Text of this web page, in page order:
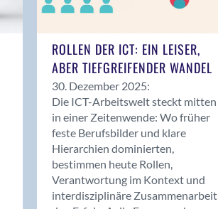
Balsthal
Balzers
Bassersdorf
Benken (SG)
Bergdietikon
ROLLEN DER ICT: EIN LEISER,
ABER TIEFGREIFENDER WANDEL
30. Dezember 2025:
Die ICT-Arbeitswelt steckt mitten
in einer Zeitenwende: Wo früher
feste Berufsbilder und klare
Hierarchien dominierten,
bestimmen heute Rollen,
Verantwortung im Kontext und
interdisziplinäre Zusammenarbeit